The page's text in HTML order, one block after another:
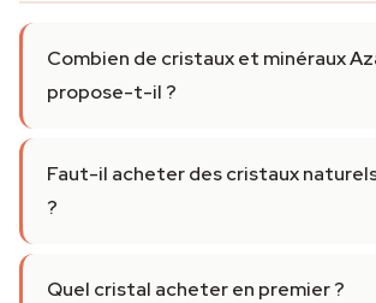
Combien de cristaux et minéraux
propose-t-il ?
Faut-il acheter des cristaux
?
Quel cristal acheter en premier ?